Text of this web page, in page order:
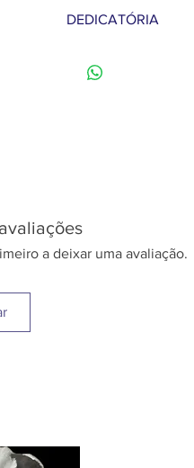
Grande/MS.
expediente da loja.
DEDICATÓRIA
como cortesia com
a deixar uma avaliação.